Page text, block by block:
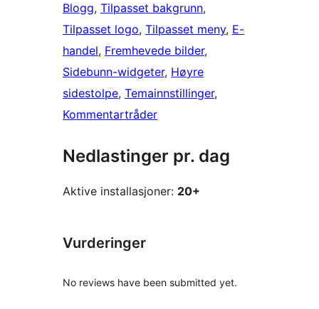
Blogg, Tilpasset bakgrunn
Tilpasset logo, Tilpasset meny, E-
handel, Fremhevede bilder
Sidebunn-widgeter, Høyre
sidestolpe, Temainnstillinger
Kommentartråder
Nedlastinger pr. dag
Aktive installasjoner: 20+
Vurderinger
No reviews have been submitted yet.